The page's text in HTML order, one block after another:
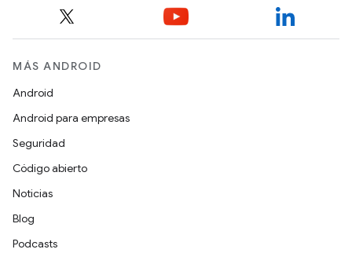
MÁS ANDROID
Android
Android para empresas
Seguridad
Código abierto
Noticias
Blog
Podcasts